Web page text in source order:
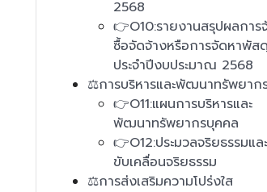
2568
👉O10:รายงานสรุปผลการ
ซื้อจัดจ้างหรือการจัดหาพัสดุ
ประจำปีงบประมาณ 2568
⚖️การบริหารและพัฒนาทรัพยาก
👉O11:แผนการบริหารและ
พัฒนาทรัพยากรบุคคล
👉O12:ประมวลจริยธรรมแล
ขับเคลื่อนจริยธรรม
⚖️การส่งเสริมความโปร่งใส